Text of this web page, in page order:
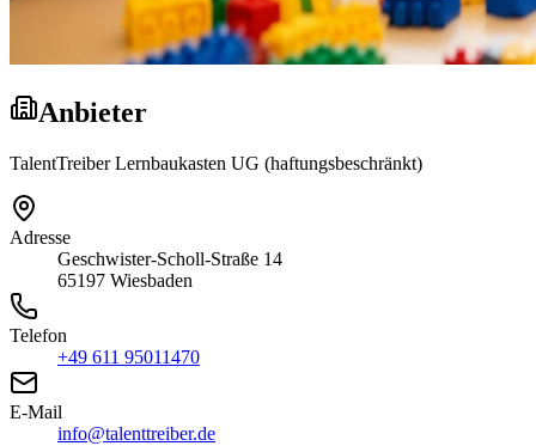
Anbieter
TalentTreiber Lernbaukasten UG (haftungsbeschränkt)
Adresse
Geschwister-Scholl-Straße 14
65197 Wiesbaden
Telefon
+49 611 95011470
E-Mail
info@talenttreiber.de